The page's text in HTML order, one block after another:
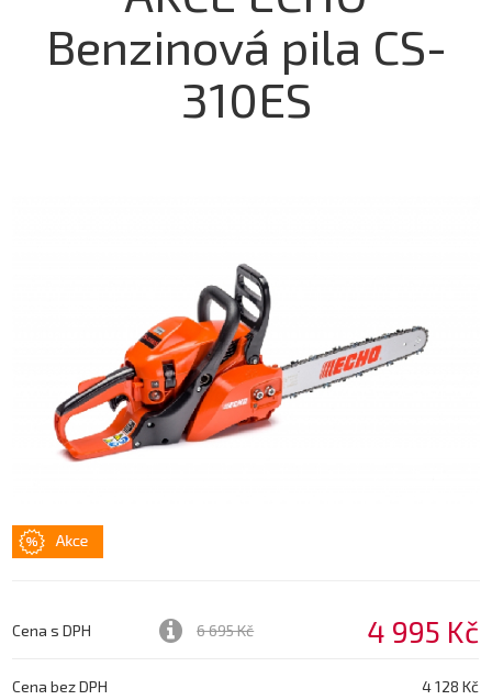
Benzinová pila CS-
310ES
Cena s DPH 6 695 Kč 4 995 Kč
Cena bez DPH 4 128 Kč